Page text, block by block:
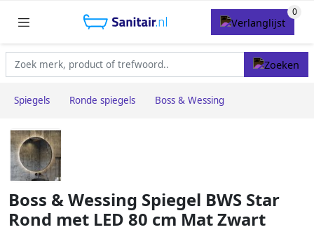
Spiegels Ronde spiegels Boss & Wessing
Boss & Wessing Spiegel BWS Star
Rond met LED 80 cm Mat Zwart